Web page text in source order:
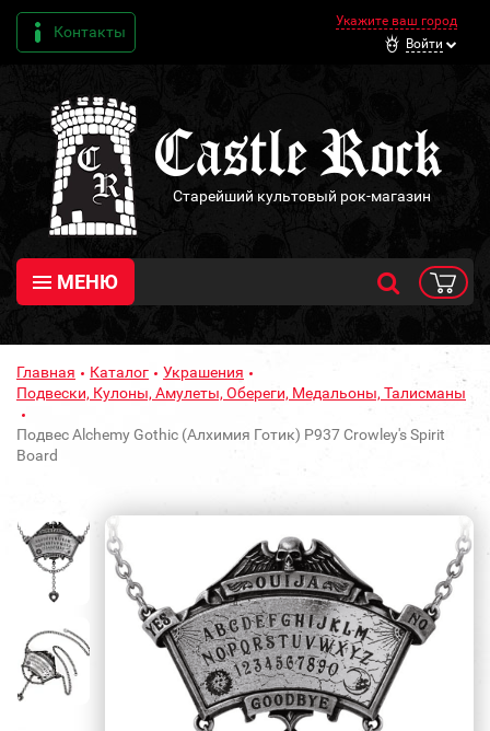
Контакты
Укажите ваш город
Войти
Старейший культовый рок-магазин
МЕНЮ
Главная Каталог
Украшения
Подвески, Кулоны, Амулеты, Обереги, Медальоны, Талисманы
Подвес Alchemy Gothic (Алхимия Готик) P937 Crowley's Spirit
Board